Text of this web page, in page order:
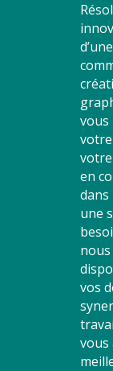
vous
en
une
vos
vous